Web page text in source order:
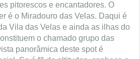
pitorescos e encantadores. O
é o Miradouro das Velas. Daqui é
Vila das Velas e ainda as ilhas do
o chamado grupo das
panorâmica deste spot é